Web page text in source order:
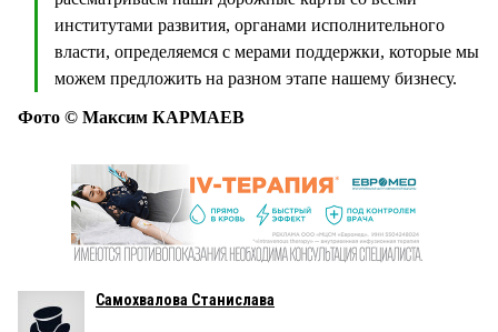
институтами развития, органами исполнительного
власти, определяемся с мерами поддержки, которые мы
можем предложить на разном этапе нашему бизнесу.
Фото © Максим КАРМАЕВ
Самохвалова Станислава